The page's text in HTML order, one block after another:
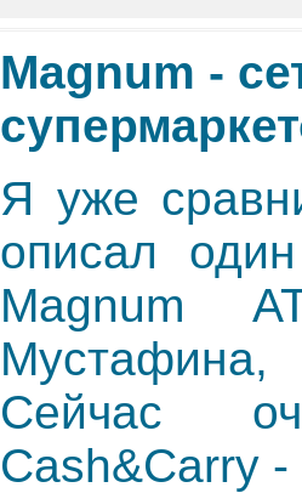
Magnum -
Я уже
описал
Magnum
Сейчас
Сash&Carry